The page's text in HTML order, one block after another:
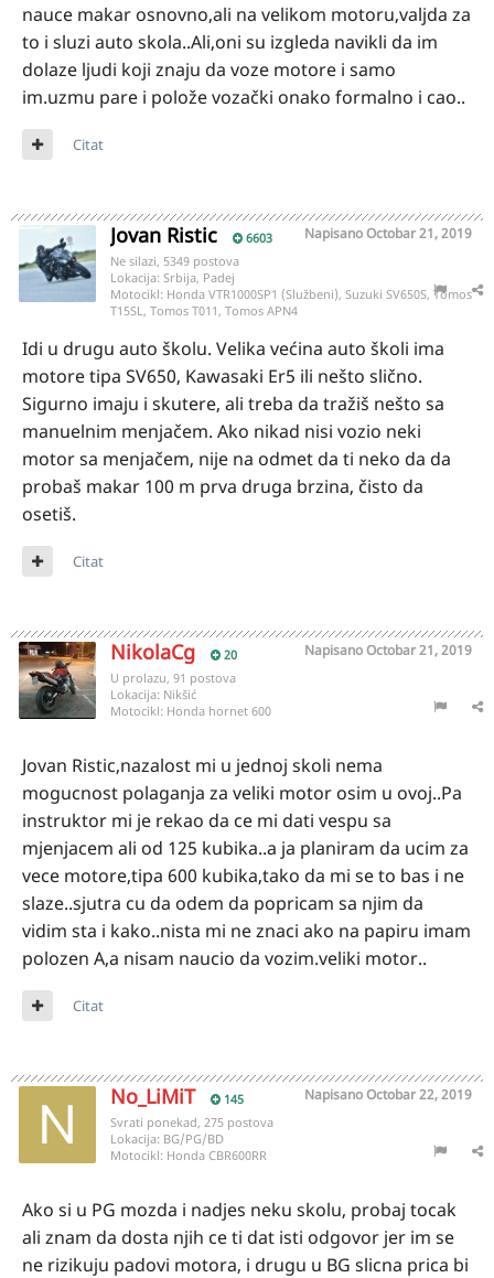
nauce makar osnovno,ali na velikom motoru,valjda za
to i sluzi auto skola..Ali,oni su izgleda navikli da im
dolaze ljudi koji znaju da voze motore i samo
im.uzmu pare i polože vozački onako formalno i cao..
Citat
Jovan Ristic 6603 NapisanoOctobar 21, 2019
Ne silazi, 5349 postova
Lokacija: Srbija, Padej
Motocikl: Honda VTR1000SP1 (Službeni), Suzuki SV650S, Tomos
T15SL, Tomos T011, Tomos APN4
Idi u drugu auto školu. Velika većina auto školi ima
motore tipa SV650, Kawasaki Er5 ili nešto slično.
Sigurno imaju i skutere, ali treba da tražiš nešto sa
manuelnim menjačem. Ako nikad nisi vozio neki
motor sa menjačem, nije na odmet da ti neko da da
probaš makar 100 m prva druga brzina, čisto da
osetiš.
Citat
NikolaCg 20 NapisanoOctobar 21, 2019
U prolazu, 91 postova
Lokacija: Nikšić
Motocikl: Honda hornet 600
Jovan Ristic,nazalost mi u jednoj skoli nema
mogucnost polaganja za veliki motor osim u ovoj..Pa
instruktor mi je rekao da ce mi dati vespu sa
mjenjacem ali od 125 kubika..a ja planiram da ucim za
vece motore,tipa 600 kubika,tako da mi se to bas i ne
slaze..sjutra cu da odem da popricam sa njim da
vidim sta i kako..nista mi ne znaci ako na papiru imam
polozen A,a nisam naucio da vozim.veliki motor..
Citat
No_LiMiT 145 NapisanoOctobar 22, 2019
Svrati ponekad, 275 postova
Lokacija: BG/PG/BD
Motocikl: Honda CBR600RR
Ako si u PG mozda i nadjes neku skolu, probaj tocak
ali znam da dosta njih ce ti dat isti odgovor jer im se
ne rizikuju padovi motora, i drugu u BG slicna prica bi